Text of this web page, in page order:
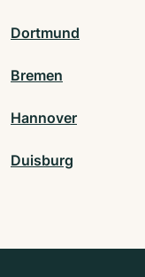
Dortmund
Bremen
Hannover
Duisburg